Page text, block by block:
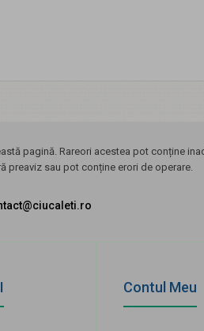
pagină. Rareori acestea pot conține
preaviz sau pot conține erori de operare.
Contul Meu